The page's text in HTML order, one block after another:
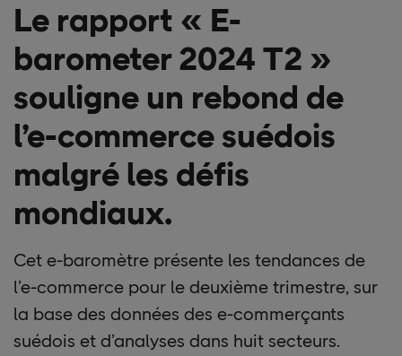
Le rapport « E-
barometer 2024 T2 »
souligne un rebond de
l’e-commerce suédois
malgré les défis
mondiaux.
Cet e-baromètre présente les tendances de
l’e-commerce pour le deuxième trimestre, sur
la base des données des e-commerçants
suédois et d’analyses dans huit secteurs.